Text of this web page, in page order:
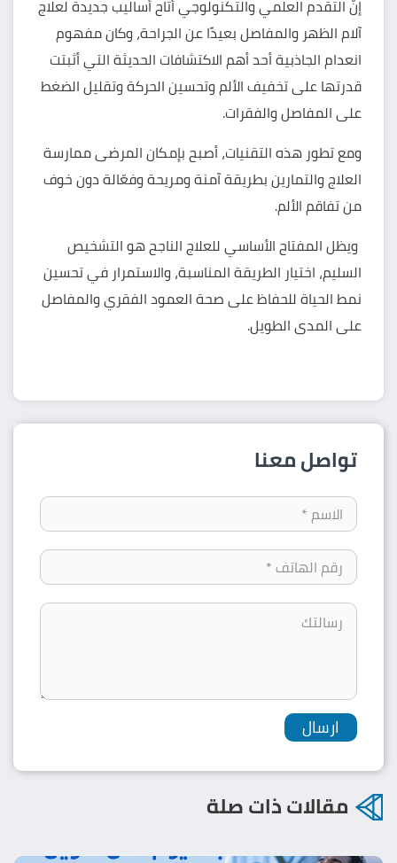
إنّ التقدم العلمي والتكنولوجي أتاح أساليب جديدة لعلاج
آلام الظهر والمفاصل بعيدًا عن الجراحة، وكان مفهوم
انعدام الجاذبية أحد أهم الاكتشافات الحديثة التي أثبتت
قدرتها على تخفيف الألم وتحسين الحركة وتقليل الضغط
على المفاصل والفقرات.
ومع تطور هذه التقنيات، أصبح بإمكان المرضى ممارسة
العلاج والتمارين بطريقة آمنة ومريحة وفعّالة دون خوف
من تفاقم الألم.
ويظل المفتاح الأساسي للعلاج الناجح هو التشخيص
السليم، اختيار الطريقة المناسبة، والاستمرار في تحسين
نمط الحياة للحفاظ على صحة العمود الفقري والمفاصل
على المدى الطويل.
تواصل معنا
مقالات ذات صلة